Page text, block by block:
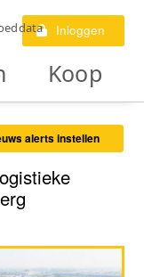
Inloggen
Koop
alerts instellen